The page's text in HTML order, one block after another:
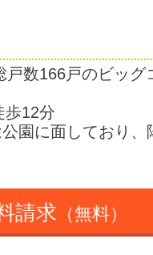
数166戸のビッグ
歩12分
園に面しており
請求 （無料）